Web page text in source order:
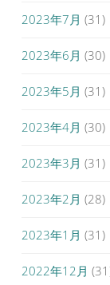
2023年7月 (31)
2023年6月 (30)
2023年5月 (31)
2023年4月 (30)
2023年3月 (31)
2023年2月 (28)
2023年1月 (31)
2022年12月